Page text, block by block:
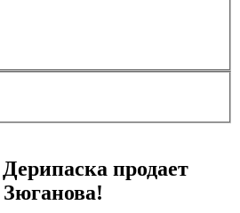
продает